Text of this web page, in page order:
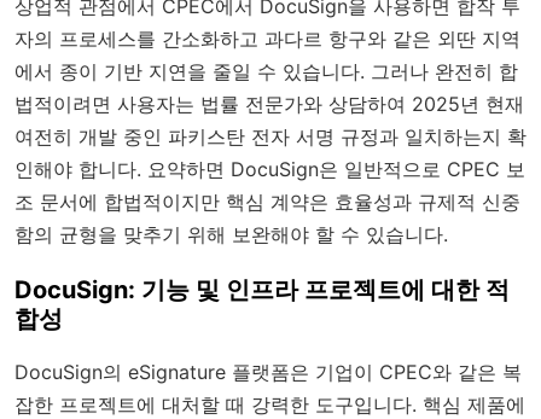
상업적 관점에서 CPEC에서 DocuSign을 사용하면 합작 투
자의 프로세스를 간소화하고 과다르 항구와 같은 외딴 지역
에서 종이 기반 지연을 줄일 수 있습니다. 그러나 완전히 합
법적이려면 사용자는 법률 전문가와 상담하여 2025년 현재
여전히 개발 중인 파키스탄 전자 서명 규정과 일치하는지 확
인해야 합니다. 요약하면 DocuSign은 일반적으로 CPEC 보
조 문서에 합법적이지만 핵심 계약은 효율성과 규제적 신중
함의 균형을 맞추기 위해 보완해야 할 수 있습니다.
DocuSign: 기능 및 인프라 프로젝트에 대한 적
합성
DocuSign의 eSignature 플랫폼은 기업이 CPEC와 같은 복
잡한 프로젝트에 대처할 때 강력한 도구입니다. 핵심 제품에